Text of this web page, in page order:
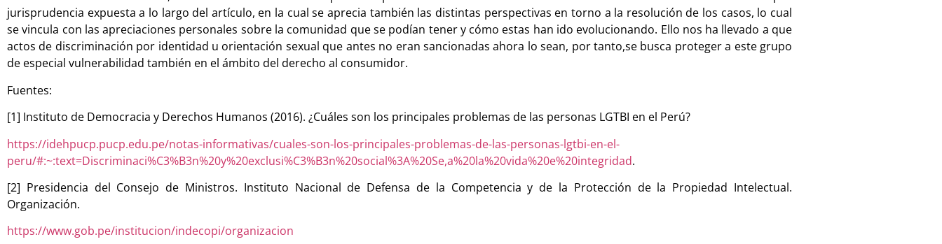
jurisprudencia expuesta a lo largo del artículo, en la cual se aprecia también las distintas perspectivas en torno a la resolución de los casos, lo cual
se vincula con las apreciaciones personales sobre la comunidad que se podían tener y cómo estas han ido evolucionando. Ello nos ha llevado a que
actos de discriminación por identidad u orientación sexual que antes no eran sancionadas ahora lo sean, por tanto,se busca proteger a este grupo
de especial vulnerabilidad también en el ámbito del derecho al consumidor.
Fuentes:
[1] Instituto de Democracia y Derechos Humanos (2016). ¿Cuáles son los principales problemas de las personas LGTBI en el Perú?
https://idehpucp.pucp.edu.pe/notas-informativas/cuales-son-los-principales-problemas-de-las-personas-lgtbi-en-el-
peru/#:~:text=Discriminaci%C3%B3n%20y%20exclusi%C3%B3n%20social%3A%20Se,a%20la%20vida%20e%20integridad.
[2] Presidencia del Consejo de Ministros. Instituto Nacional de Defensa de la Competencia y de la Protección de la Propiedad Intelectual.
Organización.
https://www.gob.pe/institucion/indecopi/organizacion